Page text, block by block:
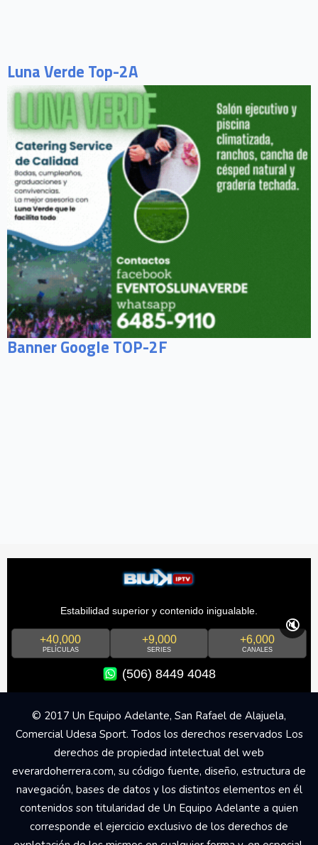
Luna Verde Top-2A
Banner Google TOP-2F
Estabilidad superior y contenido inigualable.
+40,000
PELÍCULAS
+9,000
SERIES
+6,000
CANALES
(506) 8449 4048
🔇
© 2017 Un Equipo Adelante, San Rafael de Alajuela,
Comercial Udesa Sport. Todos los derechos reservados Los
derechos de propiedad intelectual del web
everardoherrera.com, su código fuente, diseño, estructura de
navegación, bases de datos y los distintos elementos en él
contenidos son titularidad de Un Equipo Adelante a quien
corresponde el ejercicio exclusivo de los derechos de